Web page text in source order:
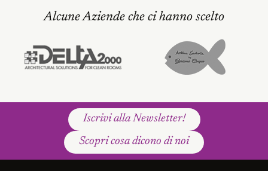
Alcune Aziende che ci hanno scelto
Iscrivi alla Newsletter!
Scopri cosa dicono di noi